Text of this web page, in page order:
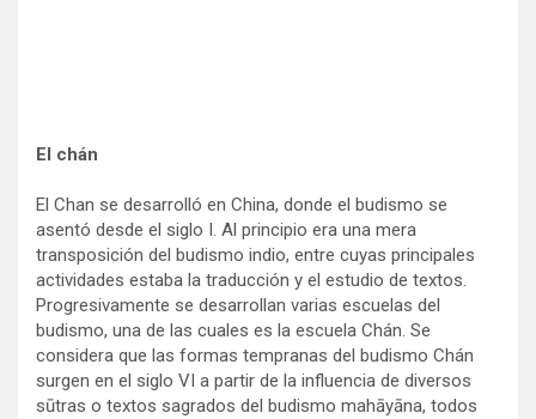
El chán
El Chan se desarrolló en China, donde el budismo se
asentó desde el siglo I. Al principio era una mera
transposición del budismo indio, entre cuyas principales
actividades estaba la traducción y el estudio de textos.
Progresivamente se desarrollan varias escuelas del
budismo, una de las cuales es la escuela Chán. Se
considera que las formas tempranas del budismo Chán
surgen en el siglo VI a partir de la influencia de diversos
sūtras o textos sagrados del budismo mahāyāna, todos